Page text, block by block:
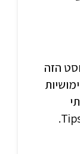
הזה
שימושיות